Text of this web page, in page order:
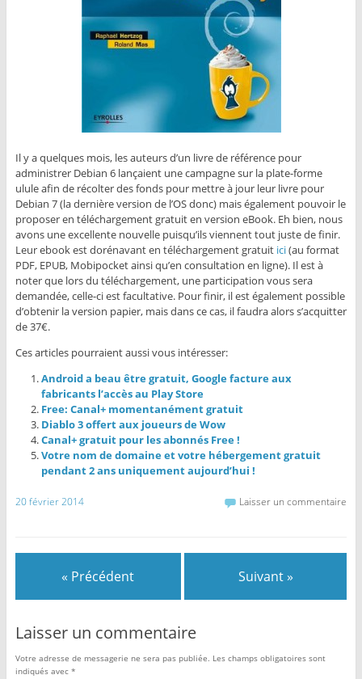
Il y a quelques mois, les auteurs d’un livre de référence pour
administrer Debian 6 lançaient une campagne sur la plate-forme
ulule afin de récolter des fonds pour mettre à jour leur livre pour
Debian 7 (la dernière version de l’OS donc) mais également pouvoir le
proposer en téléchargement gratuit en version eBook. Eh bien, nous
avons une excellente nouvelle puisqu’ils viennent tout juste de finir.
Leur ebook est dorénavant en téléchargement gratuit ici(au format
PDF, EPUB, Mobipocket ainsi qu’en consultation en ligne). Il est à
noter que lors du téléchargement, une participation vous sera
demandée, celle-ci est facultative. Pour finir, il est également possible
d’obtenir la version papier, mais dans ce cas, il faudra alors s’acquitter
de 37€.
Ces articles pourraient aussi vous intéresser:
Android a beau être gratuit, Google facture aux
fabricants l’accès au Play Store
Free: Canal+ momentanément gratuit
Diablo 3 offert aux joueurs de Wow
Canal+ gratuit pour les abonnés Free !
Votre nom de domaine et votre hébergement gratuit
pendant 2 ans uniquement aujourd’hui !
20 février 2014 Laisser un commentaire
« Précédent Suivant »
Laisser un commentaire
Votre adresse de messagerie ne sera pas publiée. Les champs obligatoires sont
indiqués avec *